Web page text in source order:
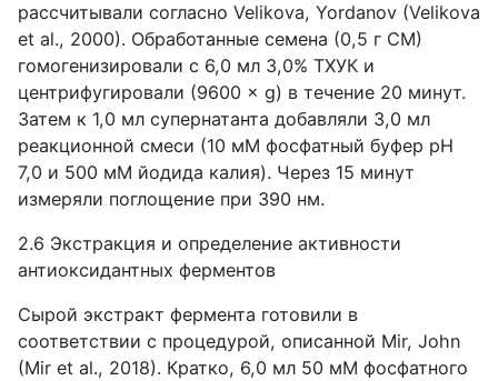
рассчитывали согласно Velikova, Yordanov (Velikova
et al., 2000). Обработанные семена (0,5 г СМ)
гомогенизировали с 6,0 мл 3,0% ТХУК и
центрифугировали (9600 × g) в течение 20 минут.
Затем к 1,0 мл супернатанта добавляли 3,0 мл
реакционной смеси (10 мМ фосфатный буфер pH
7,0 и 500 мМ йодида калия). Через 15 минут
измеряли поглощение при 390 нм.
2.6 Экстракция и определение активности
антиоксидантных ферментов
Сырой экстракт фермента готовили в
соответствии с процедурой, описанной Mir, John
(Mir et al., 2018). Кратко, 6,0 мл 50 мМ фосфатного